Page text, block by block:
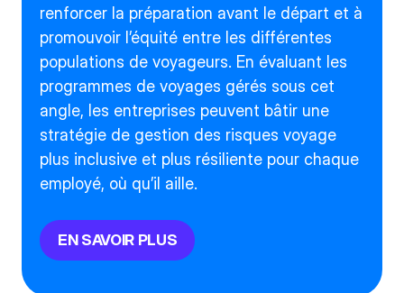
renforcer la préparation avant le départ et à
promouvoir l’équité entre les différentes
populations de voyageurs. En évaluant les
programmes de voyages gérés sous cet
angle, les entreprises peuvent bâtir une
stratégie de gestion des risques voyage
plus inclusive et plus résiliente pour chaque
employé, où qu’il aille.
EN SAVOIR PLUS